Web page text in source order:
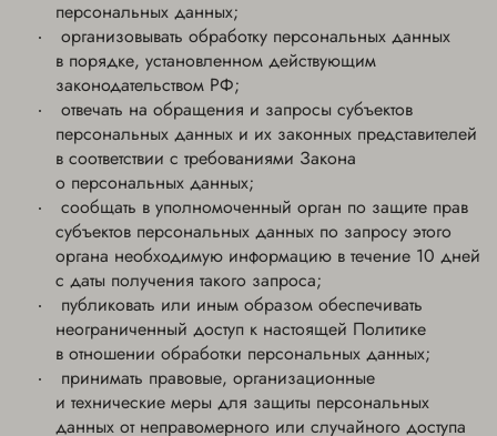
персональных данных;
организовывать обработку персональных данных
в порядке, установленном действующим
законодательством РФ;
отвечать на обращения и запросы субъектов
персональных данных и их законных представителей
в соответствии с требованиями Закона
о персональных данных;
сообщать в уполномоченный орган по защите прав
субъектов персональных данных по запросу этого
органа необходимую информацию в течение 10 дней
с даты получения такого запроса;
публиковать или иным образом обеспечивать
неограниченный доступ к настоящей Политике
в отношении обработки персональных данных;
принимать правовые, организационные
и технические меры для защиты персональных
данных от неправомерного или случайного доступа